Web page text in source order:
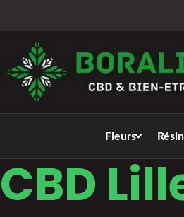
Fleurs
CBD